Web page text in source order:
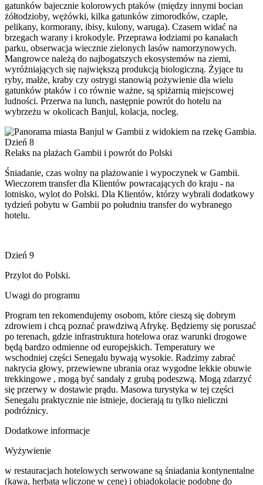
gatunków bajecznie kolorowych ptaków (między innymi bocian
żółtodzioby, wężówki, kilka gatunków zimorodków, czaple,
pelikany, kormorany, ibisy, kulony, waruga). Czasem widać na
brzegach warany i krokodyle. Przeprawa łodziami po kanałach
parku, obserwacja wiecznie zielonych lasów namorzynowych.
Mangrowce należą do najbogatszych ekosystemów na ziemi,
wyróżniających się największą produkcją biologiczną. Żyjące tu
ryby, małże, kraby czy ostrygi stanowią pożywienie dla wielu
gatunków ptaków i co równie ważne, są spiżarnią miejscowej
ludności. Przerwa na lunch, następnie powrót do hotelu na
wybrzeżu w okolicach Banjul, kolacja, nocleg.
Dzień 8
Relaks na plażach Gambii i powrót do Polski
Śniadanie, czas wolny na plażowanie i wypoczynek w Gambii.
Wieczorem transfer dla Klientów powracających do kraju - na
lotnisko, wylot do Polski. Dla Klientów, którzy wybrali dodatkowy
tydzień pobytu w Gambii po południu transfer do wybranego
hotelu.
Dzień 9
Przylot do Polski.
Uwagi do programu
Program ten rekomendujemy osobom, które cieszą się dobrym
zdrowiem i chcą poznać prawdziwą Afrykę. Będziemy się poruszać
po terenach, gdzie infrastruktura hotelowa oraz warunki drogowe
będą bardzo odmienne od europejskich. Temperatury we
wschodniej części Senegalu bywają wysokie. Radzimy zabrać
nakrycia głowy, przewiewne ubrania oraz wygodne lekkie obuwie
trekkingowe , mogą być sandały z grubą podeszwą. Mogą zdarzyć
się przerwy w dostawie prądu. Masowa turystyka w tej części
Senegalu praktycznie nie istnieje, docierają tu tylko nieliczni
podróżnicy.
Dodatkowe informacje
Wyżywienie
w restauracjach hotelowych serwowane są śniadania kontynentalne
(kawa, herbata wliczone w cenę) i obiadokolacje podobne do